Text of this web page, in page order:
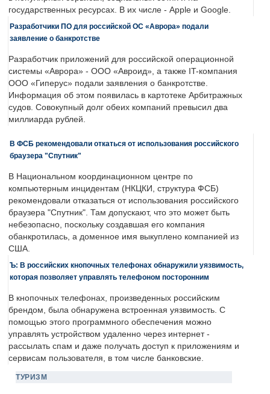
государственных ресурсах. В их числе - Apple и Google.
Разработчики ПО для российской ОС «Аврора» подали
заявление о банкротстве
Разработчик приложений для российской операционной
системы «Аврора» - ООО «Авроид», а также IT-компания
ООО «Гиперус» подали заявления о банкротстве.
Информация об этом появилась в картотеке Арбитражных
судов. Совокупный долг обеих компаний превысил два
миллиарда рублей.
В ФСБ рекомендовали откаться от использования российского
браузера "Спутник"
В Национальном координационном центре по
компьютерным инцидентам (НКЦКИ, структура ФСБ)
рекомендовали отказаться от использования российского
браузера "Спутник". Там допускают, что это может быть
небезопасно, поскольку создавшая его компания
обанкротилась, а доменное имя выкуплено компанией из
США.
Ъ: В российских кнопочных телефонах обнаружили уязвимость,
которая позволяет управлять телефоном посторонним
В кнопочных телефонах, произведенных российским
брендом, была обнаружена встроенная уязвимость. С
помощью этого программного обеспечения можно
управлять устройством удаленно через интернет -
рассылать спам и даже получать доступ к приложениям и
сервисам пользователя, в том числе банковские.
ТУРИЗМ